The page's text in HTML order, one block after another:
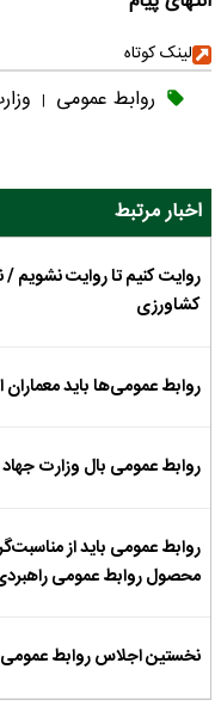
لینک کوتاه
روابط عمومی |
اخبار مرتبط
روایت کنیم تا روایت
کشاورزی
روابط عمومی‌ها باید معماران
روابط عمومی بال وزارت
روابط عمومی باید از
محصول روابط عمومی
نخستین اجلاس روابط